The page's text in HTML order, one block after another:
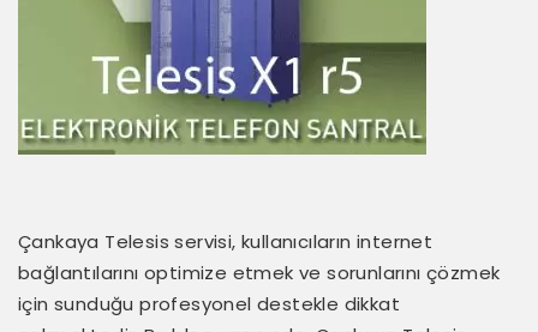
Çankaya Telesis servisi, kullanıcıların internet
bağlantılarını optimize etmek ve sorunlarını çözmek
için sunduğu profesyonel destekle dikkat